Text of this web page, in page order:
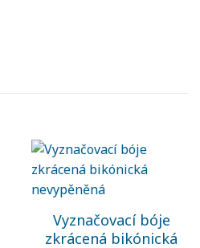
Vyznačovací bóje
zkrácená bikónická